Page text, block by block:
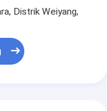
Distrik Weiyang,